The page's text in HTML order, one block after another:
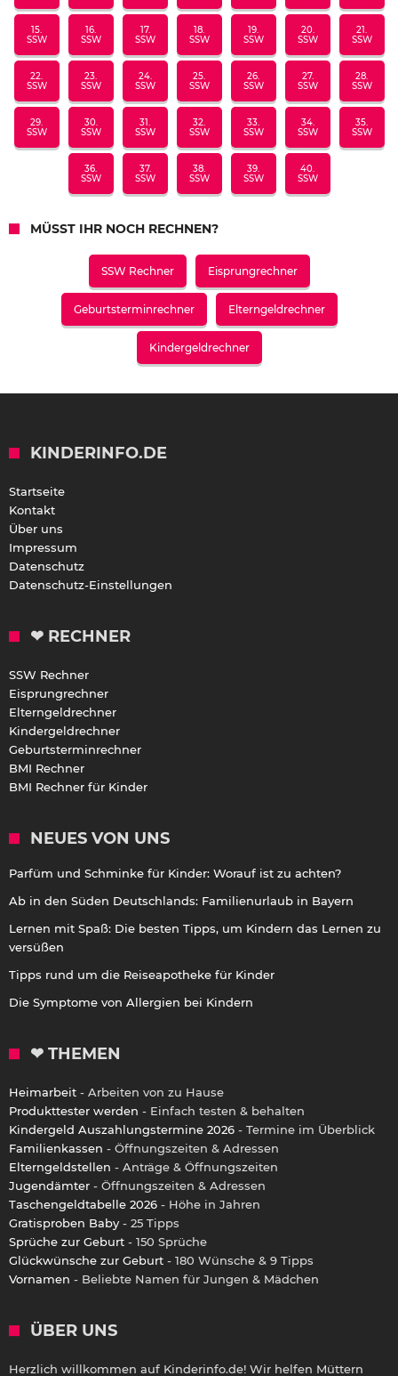
15.
SSW
16.
SSW
17.
SSW
18.
SSW
19.
SSW
20.
SSW
21.
SSW
22.
SSW
23.
SSW
24.
SSW
25.
SSW
26.
SSW
27.
SSW
28.
SSW
29.
SSW
30.
SSW
31.
SSW
32.
SSW
33.
SSW
34.
SSW
35.
SSW
36.
SSW
37.
SSW
38.
SSW
39.
SSW
40.
SSW
MÜSST IHR NOCH RECHNEN?
SSW Rechner Eisprungrechner
Geburtsterminrechner Elterngeldrechner
Kindergeldrechner
KINDERINFO.DE
Startseite
Kontakt
Über uns
Impressum
Datenschutz
Datenschutz-Einstellungen
❤ RECHNER
SSW Rechner
Eisprungrechner
Elterngeldrechner
Kindergeldrechner
Geburtsterminrechner
BMI Rechner
BMI Rechner für Kinder
NEUES VON UNS
Parfüm und Schminke für Kinder: Worauf ist zu achten?
Ab in den Süden Deutschlands: Familienurlaub in Bayern
Lernen mit Spaß: Die besten Tipps, um Kindern das Lernen zu
versüßen
Tipps rund um die Reiseapotheke für Kinder
Die Symptome von Allergien bei Kindern
❤ THEMEN
Heimarbeit - Arbeiten von zu Hause
Produkttester werden - Einfach testen & behalten
Kindergeld Auszahlungstermine 2026 - Termine im Überblick
Familienkassen - Öffnungszeiten & Adressen
Elterngeldstellen - Anträge & Öffnungszeiten
Jugendämter - Öffnungszeiten & Adressen
Taschengeldtabelle 2026 - Höhe in Jahren
Gratisproben Baby - 25 Tipps
Sprüche zur Geburt - 150 Sprüche
Glückwünsche zur Geburt - 180 Wünsche & 9 Tipps
Vornamen - Beliebte Namen für Jungen & Mädchen
ÜBER UNS
Herzlich willkommen auf Kinderinfo.de! Wir helfen Müttern